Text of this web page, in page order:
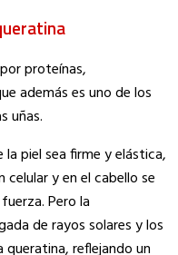
ueratina
proteínas,
además es uno de los
uñas.
piel sea firme y elástica,
celular y en el cabello se
Pero la
de rayos solares y los
reflejando un